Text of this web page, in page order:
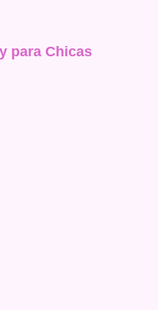
para Chicas